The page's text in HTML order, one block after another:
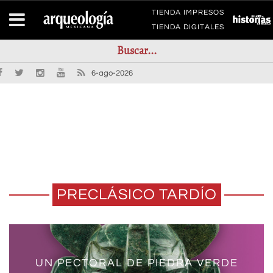
TIENDA IMPRESOS
TIENDA DIGITALES
6-ago-2026
PRECLÁSICO TARDÍO
UN PECTORAL DE PIEDRA VERDE